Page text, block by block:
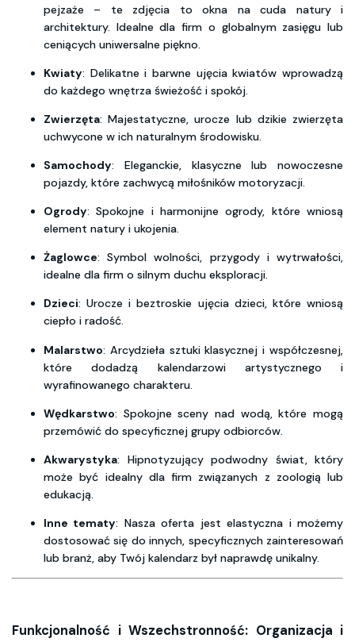
pejzaże – te zdjęcia to okna na cuda natury i
architektury. Idealne dla firm o globalnym zasięgu lub
ceniących uniwersalne piękno.
Kwiaty: Delikatne i barwne ujęcia kwiatów wprowadzą
do każdego wnętrza świeżość i spokój.
Zwierzęta: Majestatyczne, urocze lub dzikie zwierzęta
uchwycone w ich naturalnym środowisku.
Samochody: Eleganckie, klasyczne lub nowoczesne
pojazdy, które zachwycą miłośników motoryzacji.
Ogrody: Spokojne i harmonijne ogrody, które wniosą
element natury i ukojenia.
Żaglowce: Symbol wolności, przygody i wytrwałości,
idealne dla firm o silnym duchu eksploracji.
Dzieci: Urocze i beztroskie ujęcia dzieci, które wniosą
ciepło i radość.
Malarstwo: Arcydzieła sztuki klasycznej i współczesnej,
które dodadzą kalendarzowi artystycznego i
wyrafinowanego charakteru.
Wędkarstwo: Spokojne sceny nad wodą, które mogą
przemówić do specyficznej grupy odbiorców.
Akwarystyka: Hipnotyzujący podwodny świat, który
może być idealny dla firm związanych z zoologią lub
edukacją.
Inne tematy: Nasza oferta jest elastyczna i możemy
dostosować się do innych, specyficznych zainteresowań
lub branż, aby Twój kalendarz był naprawdę unikalny.
Funkcjonalność i Wszechstronność: Organizacja i